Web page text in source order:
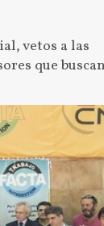
vetos a las
que buscan